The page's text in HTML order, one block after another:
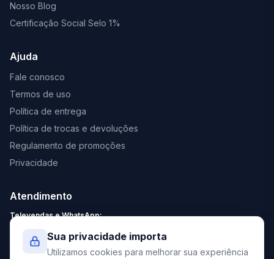
Nosso Blog
Certificação Social Selo 1%
Ajuda
Fale conosco
Termos de uso
Política de entrega
Política de trocas e devoluções
Regulamento de promoções
Privacidade
Atendimento
Televendas e WhatsApp:
Sábado: 9:00 - 13:00
Sua privacidade importa
Utilizamos cookies para melhorar sua experiência